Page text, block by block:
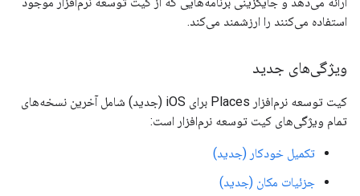
استفاده می‌کنند را ارزشمند می‌کند.
ویژگی‌های جدید
کیت توسعه نرم‌افزار Places برای iOS (جدید) شامل آخرین نسخه‌های
تمام ویژگی‌های کیت توسعه نرم‌افزار است:
تکمیل خودکار (جدید)
جزئیات مکان (جدید)